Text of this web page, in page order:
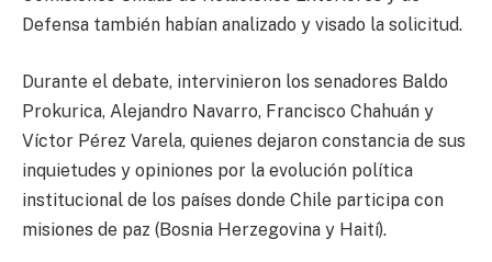
Defensa también habían analizado y visado la solicitud.
Durante el debate, intervinieron los senadores Baldo
Prokurica, Alejandro Navarro, Francisco Chahuán y
Víctor Pérez Varela, quienes dejaron constancia de sus
inquietudes y opiniones por la evolución política
institucional de los países donde Chile participa con
misiones de paz (Bosnia Herzegovina y Haití).